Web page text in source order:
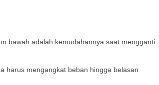
bawah adalah kemudahannya saat mengganti
harus mengangkat beban hingga belasan